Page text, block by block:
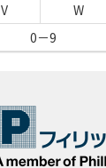
V W
0－9